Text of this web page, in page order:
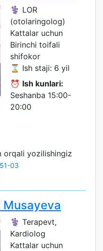
⚕️ LOR
(otolaringolog)
Kattalar uchun
Birinchi toifali
shifokor
⌛ Ish staji: 6 yil
⏰ Ish kunlari:
Seshanba 15:00-
20:00
orqali yozilishingiz
03
Musayeva
⚕️ Terapevt,
Kardiolog
Kattalar uchun